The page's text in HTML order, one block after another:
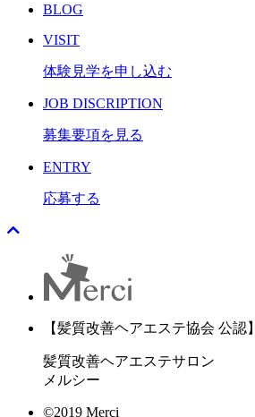
BLOG
VISIT
体験見学を申し込む
JOB DISCRIPTION
募集要項を見る
ENTRY
応募する
【髪質改善ヘアエステ協会 公認】
髪質改善ヘアエステサロン
メルシー
©2019 Merci